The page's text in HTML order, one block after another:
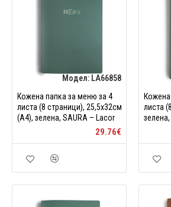
Модел: LA66858
Кожена папка за меню за 4
листа (8 страници), 25,5x32см
(A4), зелена, SAURA – Lacor
29.76€
листа